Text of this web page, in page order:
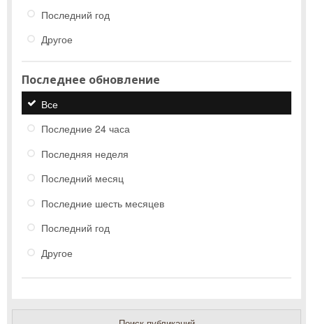
Последний год
Другое
Последнее обновление
Все
Последние 24 часа
Последняя неделя
Последний месяц
Последние шесть месяцев
Последний год
Другое